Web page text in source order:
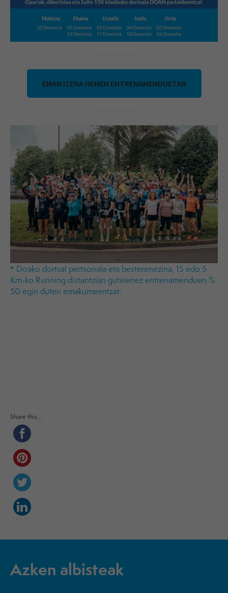
EMAN IZENA HEMEN ENTRENAMENDUETAN
* Doako dortsal pertsonala eta besterenezina, 15 edo 5
Km-ko Running distantzian gutxienez entrenamenduen %
50 egin duten emakumeentzat.
Share this...
Azken albisteak